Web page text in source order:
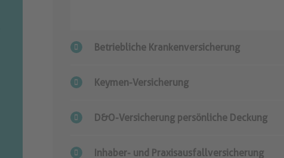
Betriebliche Krankenversicherung
Keymen-Versicherung
D&O-Versicherung persönliche Deckung
Inhaber- und Praxisausfallversicherung